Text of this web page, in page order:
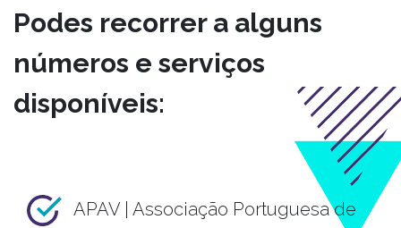
Podes recorrer a alguns
números e serviços
disponíveis:
APAV | Associação Portuguesa de